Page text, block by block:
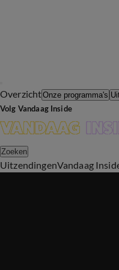
OverzichtOnze programma's
Volg Vandaag Inside
Zoeken
UitzendingenVandaag